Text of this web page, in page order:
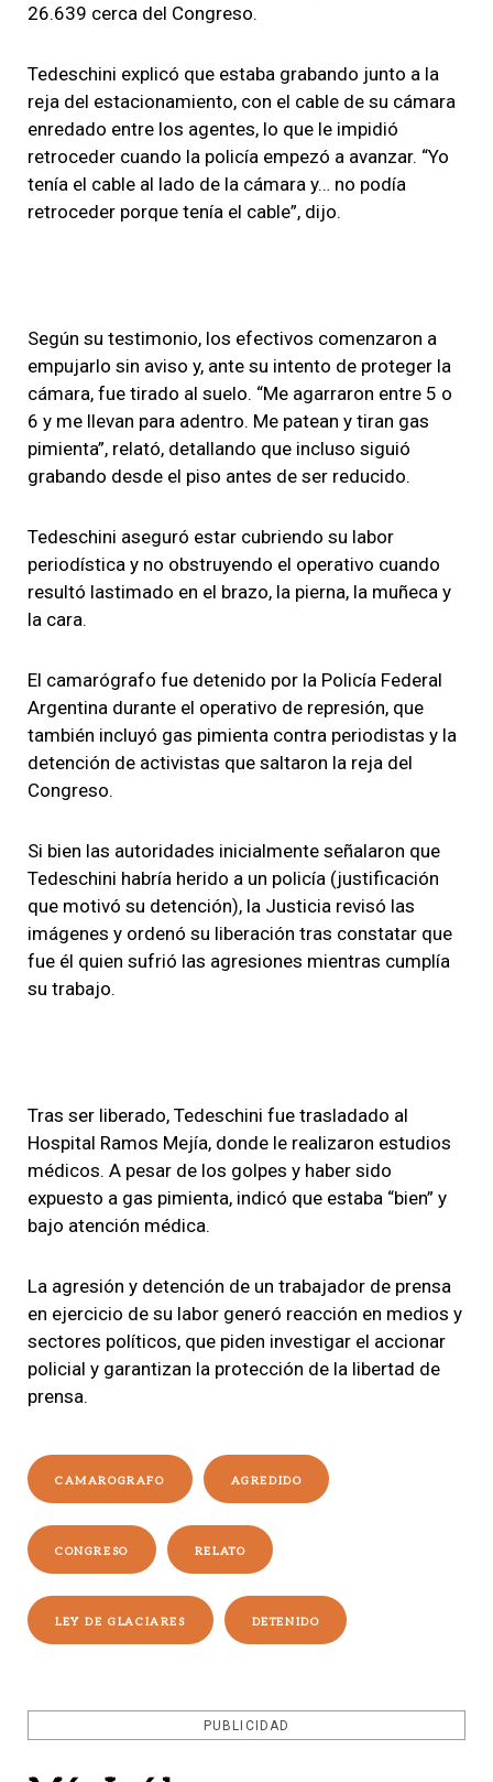
26.639 cerca del Congreso.
Tedeschini explicó que estaba grabando junto a la
reja del estacionamiento, con el cable de su cámara
enredado entre los agentes, lo que le impidió
retroceder cuando la policía empezó a avanzar. “Yo
tenía el cable al lado de la cámara y… no podía
retroceder porque tenía el cable”, dijo.
Según su testimonio, los efectivos comenzaron a
empujarlo sin aviso y, ante su intento de proteger la
cámara, fue tirado al suelo. “Me agarraron entre 5 o
6 y me llevan para adentro. Me patean y tiran gas
pimienta”, relató, detallando que incluso siguió
grabando desde el piso antes de ser reducido.
Tedeschini aseguró estar cubriendo su labor
periodística y no obstruyendo el operativo cuando
resultó lastimado en el brazo, la pierna, la muñeca y
la cara.
El camarógrafo fue detenido por la Policía Federal
Argentina durante el operativo de represión, que
también incluyó gas pimienta contra periodistas y la
detención de activistas que saltaron la reja del
Congreso.
Si bien las autoridades inicialmente señalaron que
Tedeschini habría herido a un policía (justificación
que motivó su detención), la Justicia revisó las
imágenes y ordenó su liberación tras constatar que
fue él quien sufrió las agresiones mientras cumplía
su trabajo.
Tras ser liberado, Tedeschini fue trasladado al
Hospital Ramos Mejía, donde le realizaron estudios
médicos. A pesar de los golpes y haber sido
expuesto a gas pimienta, indicó que estaba “bien” y
bajo atención médica.
La agresión y detención de un trabajador de prensa
en ejercicio de su labor generó reacción en medios y
sectores políticos, que piden investigar el accionar
policial y garantizan la protección de la libertad de
prensa.
CAMAROGRAFO AGREDIDO
CONGRESO RELATO
LEY DE GLACIARES DETENIDO
PUBLICIDAD